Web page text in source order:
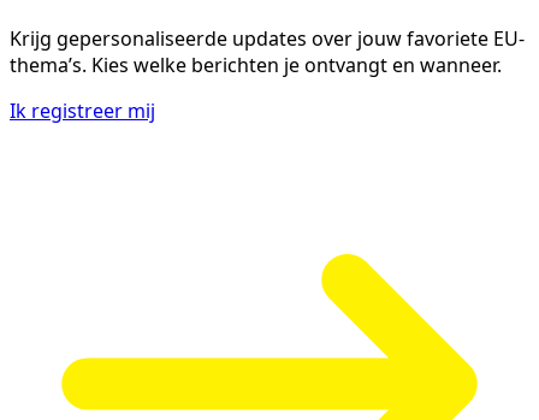
Krijg gepersonaliseerde updates over jouw favoriete EU-
thema’s. Kies welke berichten je ontvangt en wanneer.
Ik registreer mij